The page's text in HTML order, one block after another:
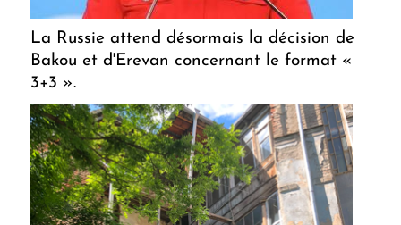
La Russie attend désormais la décision de
Bakou et d'Erevan concernant le format «
3+3 ».